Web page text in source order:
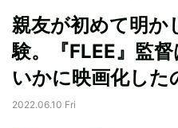
親友が初めて明か
験。『FLEE』監
いかに映画化した
2022.06.10 Fri